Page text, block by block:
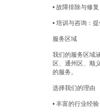
• 故障排除与修
• 培训与咨询：
服务区域
我们的服务区域
区、通州区、顺
的服务。
选择我们的理由
• 丰富的行业经